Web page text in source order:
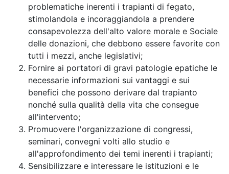
problematiche inerenti i trapianti di fegato,
stimolandola e incoraggiandola a prendere
consapevolezza dell'alto valore morale e Sociale
delle donazioni, che debbono essere favorite con
tutti i mezzi, anche legislativi;
Fornire ai portatori di gravi patologie epatiche le
necessarie informazioni sui vantaggi e sui
benefici che possono derivare dal trapianto
nonché sulla qualità della vita che consegue
all'intervento;
Promuovere l'organizzazione di congressi,
seminari, convegni volti allo studio e
all'approfondimento dei temi inerenti i trapianti;
Sensibilizzare e interessare le istituzioni e le